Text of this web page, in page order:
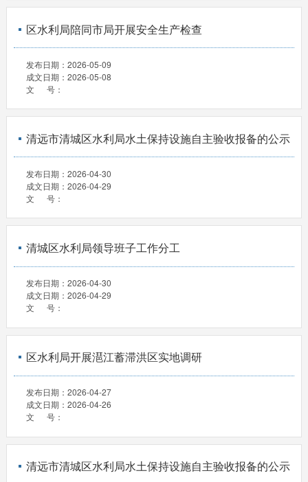
区水利局陪同市局开展安全生产检查
发布日期： 2026-05-09
成文日期： 2026-05-08
文 号：
清远市清城区水利局水土保持设施自主验收报备的公示
发布日期： 2026-04-30
成文日期： 2026-04-29
文 号：
清城区水利局领导班子工作分工
发布日期： 2026-04-30
成文日期： 2026-04-29
文 号：
区水利局开展潖江蓄滞洪区实地调研
发布日期： 2026-04-27
成文日期： 2026-04-26
文 号：
清远市清城区水利局水土保持设施自主验收报备的公示